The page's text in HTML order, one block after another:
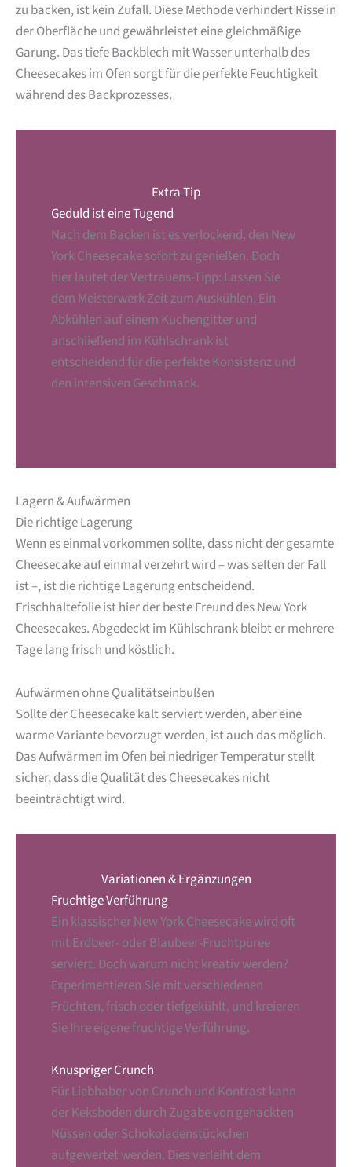
zu backen, ist kein Zufall. Diese Methode verhindert Risse in
der Oberfläche und gewährleistet eine gleichmäßige
Garung. Das tiefe Backblech mit Wasser unterhalb des
Cheesecakes im Ofen sorgt für die perfekte Feuchtigkeit
während des Backprozesses.
Extra Tip
Geduld ist eine Tugend
Nach dem Backen ist es verlockend, den New
York Cheesecake sofort zu genießen. Doch
hier lautet der Vertrauens-Tipp: Lassen Sie
dem Meisterwerk Zeit zum Auskühlen. Ein
Abkühlen auf einem Kuchengitter und
anschließend im Kühlschrank ist
entscheidend für die perfekte Konsistenz und
den intensiven Geschmack.
Lagern & Aufwärmen
Die richtige Lagerung
Wenn es einmal vorkommen sollte, dass nicht der gesamte
Cheesecake auf einmal verzehrt wird – was selten der Fall
ist –, ist die richtige Lagerung entscheidend.
Frischhaltefolie ist hier der beste Freund des New York
Cheesecakes. Abgedeckt im Kühlschrank bleibt er mehrere
Tage lang frisch und köstlich.
Aufwärmen ohne Qualitätseinbußen
Sollte der Cheesecake kalt serviert werden, aber eine
warme Variante bevorzugt werden, ist auch das möglich.
Das Aufwärmen im Ofen bei niedriger Temperatur stellt
sicher, dass die Qualität des Cheesecakes nicht
beeinträchtigt wird.
Variationen & Ergänzungen
Fruchtige Verführung
Ein klassischer New York Cheesecake wird oft
mit Erdbeer- oder Blaubeer-Fruchtpüree
serviert. Doch warum nicht kreativ werden?
Experimentieren Sie mit verschiedenen
Früchten, frisch oder tiefgekühlt, und kreieren
Sie Ihre eigene fruchtige Verführung.
Knuspriger Crunch
Für Liebhaber von Crunch und Kontrast kann
der Keksboden durch Zugabe von gehackten
Nüssen oder Schokoladenstückchen
aufgewertet werden. Dies verleiht dem